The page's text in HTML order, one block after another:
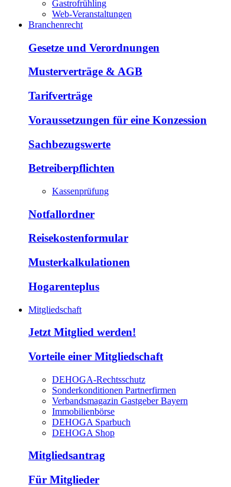
Gastrofrühling
Web-Veranstaltungen
Branchenrecht
Gesetze und Verordnungen
Musterverträge & AGB
Tarifverträge
Voraussetzungen für eine Konzession
Sachbezugswerte
Betreiberpflichten
Kassenprüfung
Notfallordner
Reisekostenformular
Musterkalkulationen
Hogarenteplus
Mitgliedschaft
Jetzt Mitglied werden!
Vorteile einer Mitgliedschaft
DEHOGA-Rechtsschutz
Sonderkonditionen Partnerfirmen
Verbandsmagazin Gastgeber Bayern
Immobilienbörse
DEHOGA Sparbuch
DEHOGA Shop
Mitgliedsantrag
Für Mitglieder